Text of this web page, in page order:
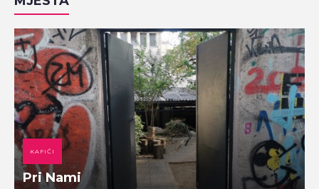
KAFIĆI
Pri Nami